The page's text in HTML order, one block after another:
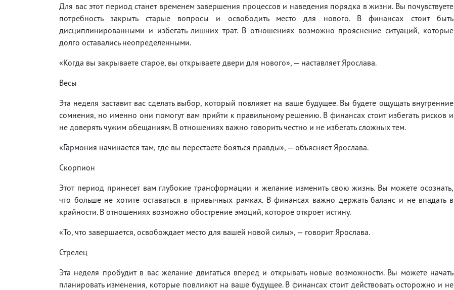
Для вас этот период станет временем завершения процессов и наведения порядка в жизни. Вы почувствуете
потребность закрыть старые вопросы и освободить место для нового. В финансах стоит быть
дисциплинированными и избегать лишних трат. В отношениях возможно прояснение ситуаций, которые
долго оставались неопределенными.
«Когда вы закрываете старое, вы открываете двери для нового», — наставляет Ярослава.
Весы
Эта неделя заставит вас сделать выбор, который повлияет на ваше будущее. Вы будете ощущать внутренние
сомнения, но именно они помогут вам прийти к правильному решению. В финансах стоит избегать рисков и
не доверять чужим обещаниям. В отношениях важно говорить честно и не избегать сложных тем.
«Гармония начинается там, где вы перестаете бояться правды», — объясняет Ярослава.
Скорпион
Этот период принесет вам глубокие трансформации и желание изменить свою жизнь. Вы можете осознать,
что больше не хотите оставаться в привычных рамках. В финансах важно держать баланс и не впадать в
крайности. В отношениях возможно обострение эмоций, которое откроет истину.
«То, что завершается, освобождает место для вашей новой силы», — говорит Ярослава.
Стрелец
Эта неделя пробудит в вас желание двигаться вперед и открывать новые возможности. Вы можете начать
планировать изменения, которые повлияют на ваше будущее. В финансах стоит действовать осторожно и не